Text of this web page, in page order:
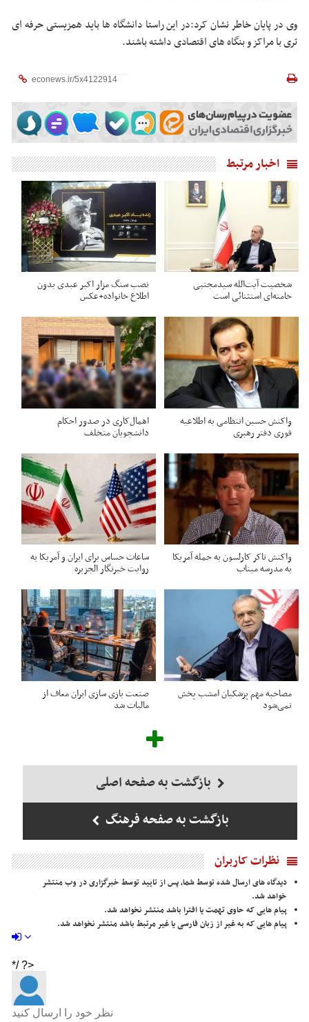
وی در پایان خاطر نشان کرد:در این راستا دانشگاه ها باید همزیستی حرفه ای
تری با مراکز و بنگاه های اقتصادی داشته باشند.
اخبار مرتبط
شخصیت آیت‌الله سیدمجتبی
خامنه‌ای استثنائی است
نصب سنگ مزار اکبر عبدی بدون
اطلاع خانواده+عکس
واکنش حسین انتظامی به اطلاعیه
فوری دفتر رهبری
اهمال‌کاری در صدور احکام‌
دانشجویان متخلف
واکنش تاکر کارلسون به حمله آمریکا
به مدرسه میناب
ساعات حساس برای ایران و آمریکا به
روایت خبرنگار الجزیره
مصاحبه مهم پزشکیان امشب پخش
نمی‌شود
صنعت بازی سازی ایران معاف از
مالیات شد
بازگشت به صفحه اصلی
بازگشت به صفحه فرهنگ
نظرات کاربران
دیدگاه های ارسال شده توسط شما، پس از تایید توسط خبرگزاری در وب منتشر
خواهد شد.
پیام هایی که حاوی تهمت یا افترا باشد منتشر نخواهد شد.
پیام هایی که به غیر از زبان فارسی یا غیر مرتبط باشد منتشر نخواهد شد.